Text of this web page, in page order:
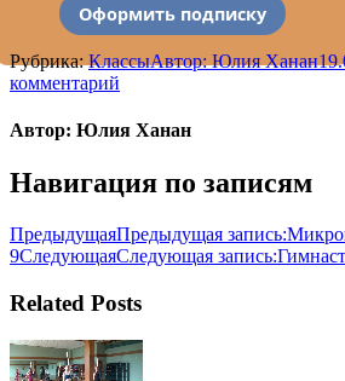
Оформить подписку
Рубрика:КлассыАвтор:Юлия Ханан
комментарий
Автор: Юлия Ханан
Навигация по записям
ПредыдущаяПредыдущая запись:
9СледующаяСледующая запись:
Related Posts